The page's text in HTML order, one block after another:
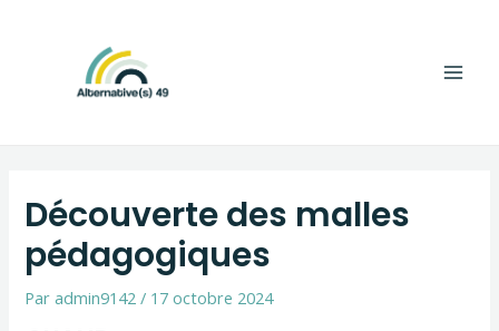
Découverte des malles
pédagogiques
Paradmin9142/ 17 octobre 2024
l’article